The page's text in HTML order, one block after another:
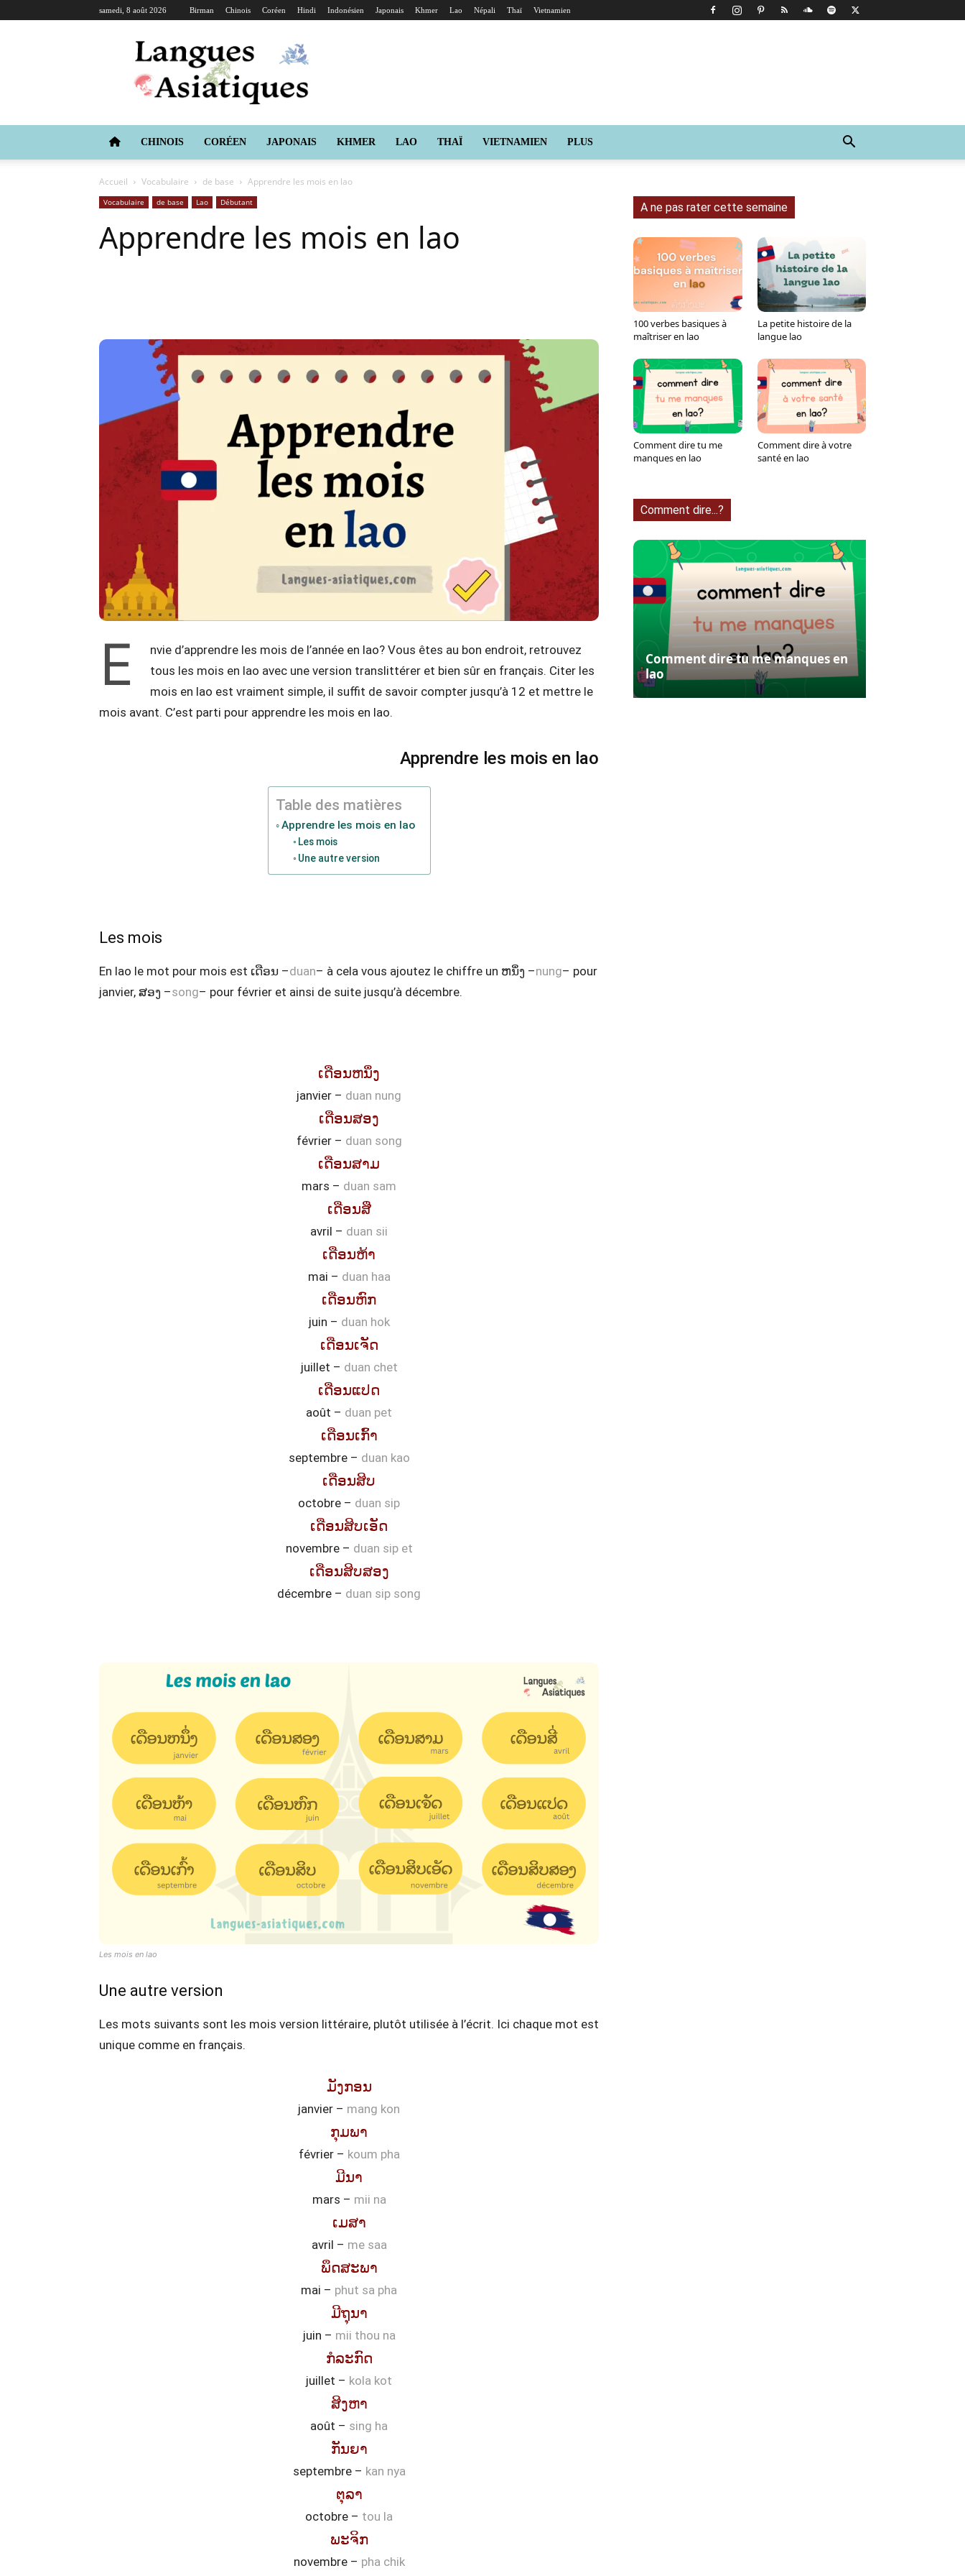
samedi, 8 août 2026 Birman Chinois Coréen Hindi Indonésien Japonais Khmer Lao Népali Thaï Vietnamien
Langues
Asiatiques
CHINOIS CORÉEN JAPONAIS KHMER LAO THAÏ VIETNAMIEN PLUS
Accueil Vocabulaire de base Apprendre les mois en lao
Vocabulaire de base Lao Débutant
Apprendre les mois en lao
Tumblr WhatsApp Viber
E
nvie d’apprendre les mois de l’année en lao? Vous êtes au bon endroit, retrouvez
tous les mois en lao avec une version translittérer et bien sûr en français. Citer les
mois en lao est vraiment simple, il suffit de savoir compter jusqu’à 12 et mettre le
mois avant. C’est parti pour apprendre les mois en lao.
Apprendre les mois en lao
Table des matières
Apprendre les mois en lao
Les mois
Une autre version
Les mois
En lao le mot pour mois est ເດືອນ –duan– à cela vous ajoutez le chiffre un ຫນຶ່ງ –nung– pour
janvier, ສອງ –song– pour février et ainsi de suite jusqu’à décembre.
ເດືອນຫນຶ່ງ
janvier – duan nung
ເດືອນສອງ
février – duan song
ເດືອນສາມ
mars – duan sam
ເດືອນສີ່
avril – duan sii
ເດືອນຫ້າ
mai – duan haa
ເດືອນຫົກ
juin – duan hok
ເດືອນເຈັດ
juillet – duan chet
ເດືອນແປດ
août – duan pet
ເດືອນເກົ້າ
septembre – duan kao
ເດືອນສິບ
octobre – duan sip
ເດືອນສິບເອັດ
novembre – duan sip et
ເດືອນສິບສອງ
décembre – duan sip song
Les mois en lao
Une autre version
Les mots suivants sont les mois version littéraire, plutôt utilisée à l’écrit. Ici chaque mot est
unique comme en français.
ມັງກອນ
janvier – mang kon
ກຸມພາ
février – koum pha
ມີນາ
mars – mii na
ເມສາ
avril – me saa
ພຶດສະພາ
mai – phut sa pha
ມີຖຸນາ
juin – mii thou na
ກໍລະກົດ
juillet – kola kot
ສິງຫາ
août – sing ha
ກັນຍາ
septembre – kan nya
ຕຸລາ
octobre – tou la
ພະຈິກ
novembre – pha chik
A ne pas rater cette semaine
100 verbes basiques à
maîtriser en lao
La petite histoire de la
langue lao
Comment dire tu me
manques en lao
Comment dire à votre
santé en lao
Comment dire...?
Comment dire tu me manques en
lao